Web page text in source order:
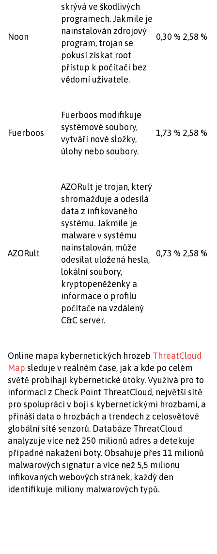
Noon
skrývá ve škodlivých
programech. Jakmile je
nainstalován zdrojový
program, trojan se
pokusí získat root
přístup k počítači bez
vědomí uživatele.
0,30 % 2,58 %
Fuerboos
Fuerboos modifikuje
systémové soubory,
vytváří nové složky,
úlohy nebo soubory.
1,73 % 2,58 %
AZORult
AZORult je trojan, který
shromažďuje a odesílá
data z infikovaného
systému. Jakmile je
malware v systému
nainstalován, může
odesílat uložená hesla,
lokální soubory,
kryptopeněženky a
informace o profilu
počítače na vzdálený
C&C server.
0,73 % 2,58 %
Online mapa kybernetických hrozeb ThreatCloud
Map sleduje v reálném čase, jak a kde po celém
světě probíhají kybernetické útoky. Využívá pro to
informací z Check Point ThreatCloud, největší sítě
pro spolupráci v boji s kybernetickými hrozbami, a
přináší data o hrozbách a trendech z celosvětové
globální sítě senzorů. Databáze ThreatCloud
analyzuje více než 250 milionů adres a detekuje
případné nakažení boty. Obsahuje přes 11 milionů
malwarových signatur a více než 5,5 milionu
infikovaných webových stránek, každý den
identifikuje miliony malwarových typů.